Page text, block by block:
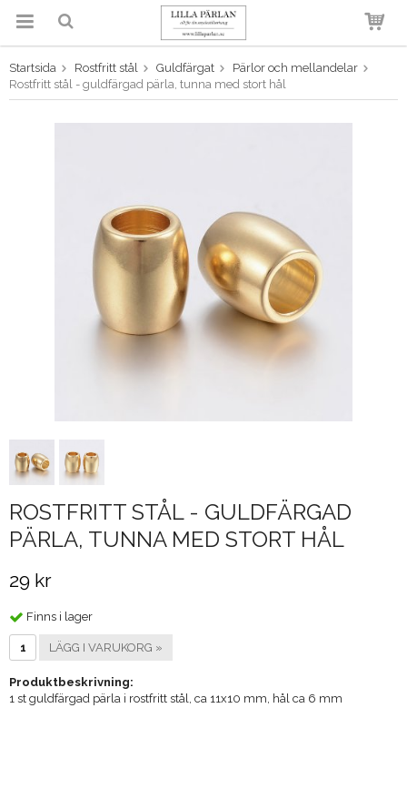
Produkten har blivit tillagd i
varukorgen
Startsida Rostfritt stål Guldfärgat
Pärlor och mellandelar
Rostfritt stål - guldfärgad pärla, tunna med stort hål
ROSTFRITT STÅL - GULDFÄRGAD
PÄRLA, TUNNA MED STORT HÅL
29 kr
Finns i lager
LÄGG I VARUKORG »
Produktbeskrivning:
1 st guldfärgad pärla i rostfritt stål, ca 11x10 mm, hål ca 6 mm